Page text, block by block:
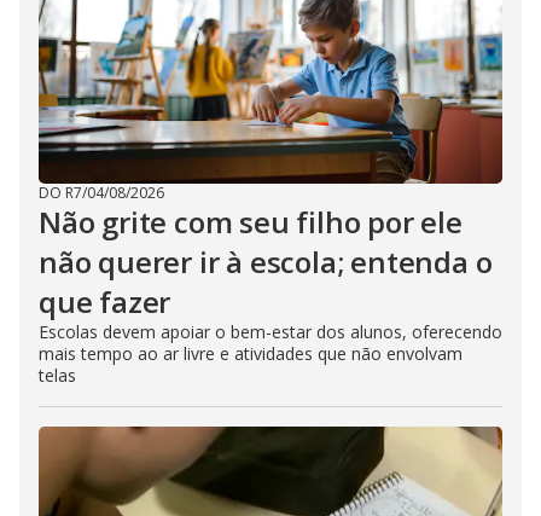
DO R7/04/08/2026
Não grite com seu filho por ele
não querer ir à escola; entenda o
que fazer
Escolas devem apoiar o bem-estar dos alunos, oferecendo
mais tempo ao ar livre e atividades que não envolvam
telas